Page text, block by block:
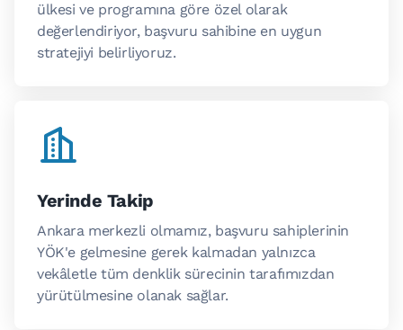
ülkesi ve programına göre özel olarak
değerlendiriyor, başvuru sahibine en uygun
stratejiyi belirliyoruz.
Yerinde Takip
Ankara merkezli olmamız, başvuru sahiplerinin
YÖK'e gelmesine gerek kalmadan yalnızca
vekâletle tüm denklik sürecinin tarafımızdan
yürütülmesine olanak sağlar.